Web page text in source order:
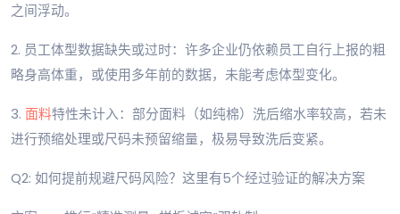
之间浮动。
2. 员工体型数据缺失或过时：许多企业仍依赖员工自行上报的粗
略身高体重，或使用多年前的数据，未能考虑体型变化。
3. 面料特性未计入：部分面料（如纯棉）洗后缩水率较高，若未
进行预缩处理或尺码未预留缩量，极易导致洗后变紧。
Q2: 如何提前规避尺码风险？这里有5个经过验证的解决方案